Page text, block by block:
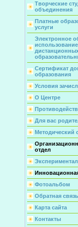
Творческие
объединения
Платные
услуги
Электронное
Сертификат
образования
Условия
О Центре
Для вас
Методический
отдел
Фотоальбом
Обратная связь
Карта сайта
Контакты